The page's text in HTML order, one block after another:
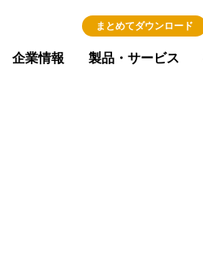
まとめてダウンロード
企業情報 製品・サービス